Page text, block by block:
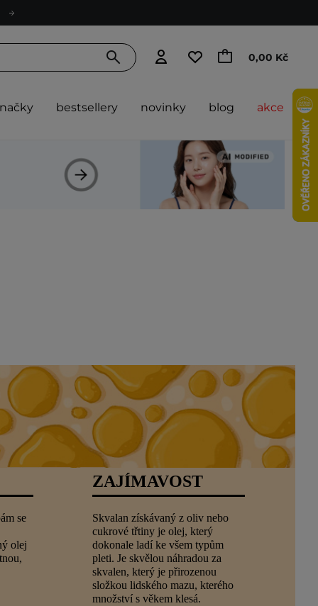
0,00 Kč
bestsellery novinky blog akce
se
olej
ZAJÍMAVOST
Skvalan získávaný z oliv nebo
cukrové třtiny je olej, který
dokonale ladí ke všem typům
pleti. Je skvělou náhradou za
skvalen, který je přirozenou
složkou lidského mazu, kterého
množství s věkem klesá.